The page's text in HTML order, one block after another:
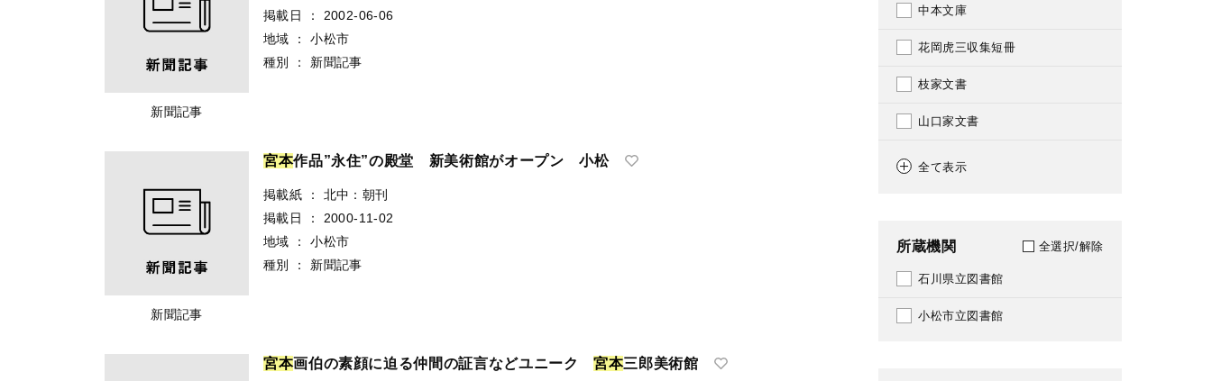
新聞記事
掲載日
：
2002-06-06
地域
：
小松市
種別
： 新聞記事
新聞記事
宮本作品”永住”の殿堂 新美術館がオープン 小松
掲載紙 ：
北中：朝刊
掲載日
：
2000-11-02
地域
：
小松市
種別
： 新聞記事
宮本画伯の素顔に迫る仲間の証言などユニーク宮本三郎美術館
1934
1935
1936
1937
1938
1940
1941
1942
140
143
146
147
中本文庫
花岡虎三収集短冊
枝家文書
山口家文書
伊藤家文書
全て表示
所蔵機関 全選択/解除
石川県立図書館
小松市立図書館